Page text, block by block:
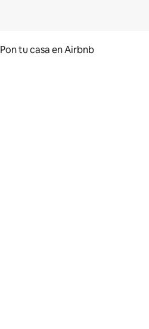
Pon tu casa en Airbnb